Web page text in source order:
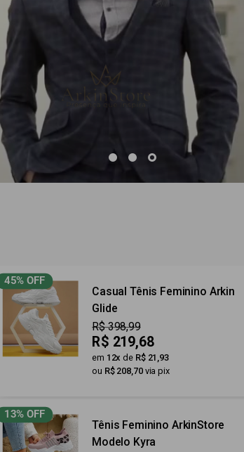
45% OFF
Casual Tênis Feminino Arkin
Glide
Preço
por
R$ 219,68
Preço
R$ 398,99
em 12x de R$ 21,93
ou R$ 208,70 via pix
13% OFF
Tênis Feminino ArkinStore
Modelo Kyra